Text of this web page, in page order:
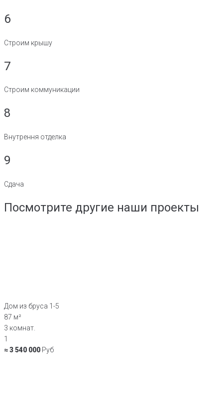
6
Строим крышу
7
Строим коммуникации
8
Внутрення отделка
9
Сдача
Посмотрите другие наши проекты
Дом из бруса 1-5
87 м²
3 комнат.
1
≈ 3 540 000 Руб